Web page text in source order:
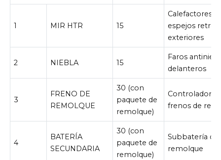
1 MIR HTR 15
Calefactores
espejos
exteriores
2 NIEBLA 15
Faros
delanteros
3
FRENO DE
REMOLQUE
30 (con
paquete de
remolque)
Controlador
frenos de
4
BATERÍA
SECUNDARIA
30 (con
paquete de
remolque)
Subbatería de
remolque